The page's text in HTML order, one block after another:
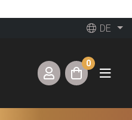
DE
0